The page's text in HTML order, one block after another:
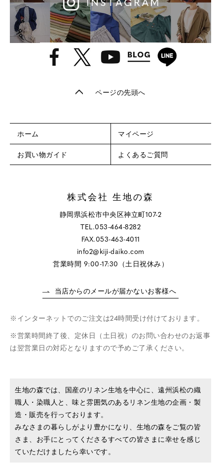
ページの先頭へ
ホーム マイページ
お買い物ガイド よくあるご質問
株式会社 生地の森
静岡県浜松市中央区神立町107-2
TEL.053-464-8282
FAX.053-463-4011
info2@kiji-daiko.com
営業時間 9:00-17:30（土日祝休み）
当店からのメールが届かないお客様へ
インターネットでのご注文は24時間受け付けております。
営業時間終了後、定休日（土日祝）のお問い合わせのお返事
は翌営業日の対応となりますので予めご了承ください。
生地の森では、国産のリネン生地を中心に、遠州浜松の織
職人・染職人と、味と雰囲気のあるリネン生地の企画・製
造・販売を行っております。
みなさまの暮らしがより豊かになり、生地の森をご覧の皆
さま、お手にとってくださるすべての皆さまに幸せを感じ
ていただけましたら幸いです。